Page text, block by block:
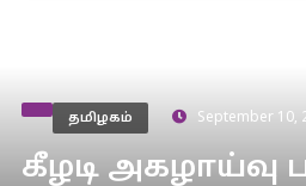
தமிழகம் September 10,
கீழடி